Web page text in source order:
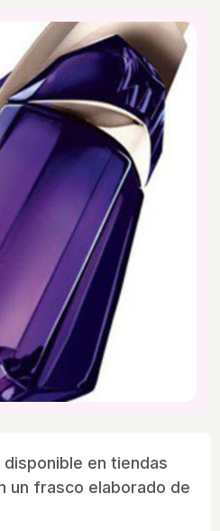
en tiendas
un frasco elaborado de